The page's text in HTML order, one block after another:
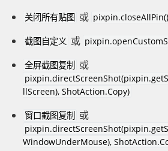
关闭所有贴图 或 pixpin.closeAllPin()
截图自定义 或
全屏截图复制 或
llScreen), ShotAction.Copy)
窗口截图复制 或
WindowUnderMouse),